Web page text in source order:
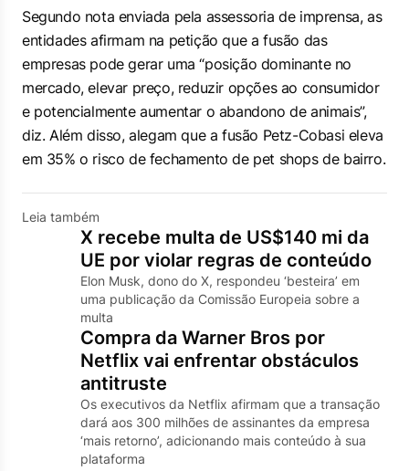
Segundo nota enviada pela assessoria de imprensa, as
entidades afirmam na petição que a fusão das
empresas pode gerar uma “posição dominante no
mercado, elevar preço, reduzir opções ao consumidor
e potencialmente aumentar o abandono de animais”,
diz. Além disso, alegam que a fusão Petz-Cobasi eleva
em 35% o risco de fechamento de pet shops de bairro.
Leia também
X recebe multa de US$140 mi da
UE por violar regras de conteúdo
Elon Musk, dono do X, respondeu ‘besteira’ em
uma publicação da Comissão Europeia sobre a
multa
Compra da Warner Bros por
Netflix vai enfrentar obstáculos
antitruste
Os executivos da Netflix afirmam que a transação
dará aos 300 milhões de assinantes da empresa
‘mais retorno’, adicionando mais conteúdo à sua
plataforma